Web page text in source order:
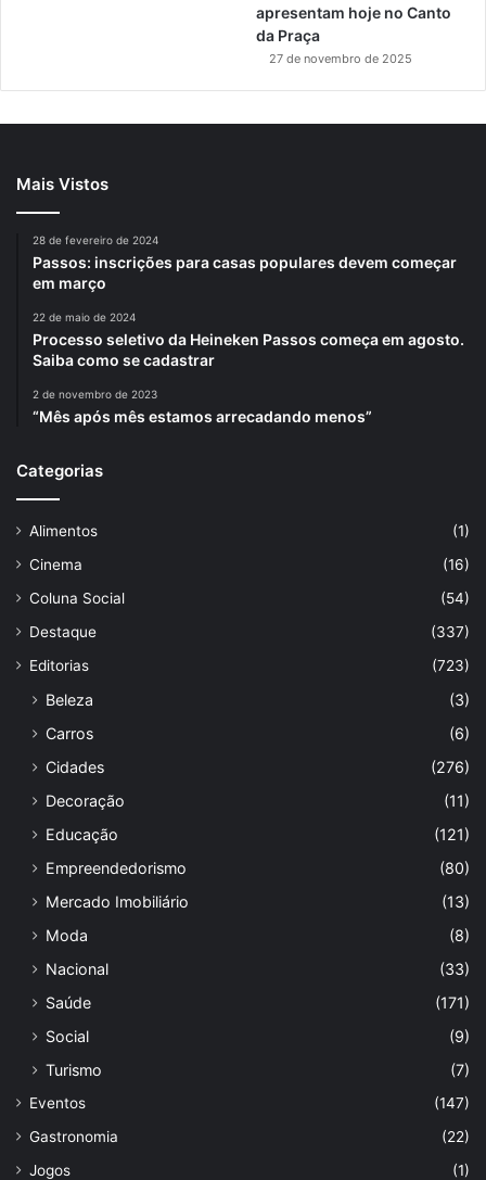
apresentam hoje no Canto
da Praça
27 de novembro de 2025
Mais Vistos
28 de fevereiro de 2024
Passos: inscrições para casas populares devem começar
em março
22 de maio de 2024
Processo seletivo da Heineken Passos começa em agosto.
Saiba como se cadastrar
2 de novembro de 2023
“Mês após mês estamos arrecadando menos”
Categorias
Alimentos
(1)
Cinema
(16)
Coluna Social
(54)
Destaque
(337)
Editorias
(723)
Beleza
(3)
Carros
(6)
Cidades
(276)
Decoração
(11)
Educação
(121)
Empreendedorismo
(80)
Mercado Imobiliário
(13)
Moda
(8)
Nacional
(33)
Saúde
(171)
Social
(9)
Turismo
(7)
Eventos
(147)
Gastronomia
(22)
Jogos
(1)